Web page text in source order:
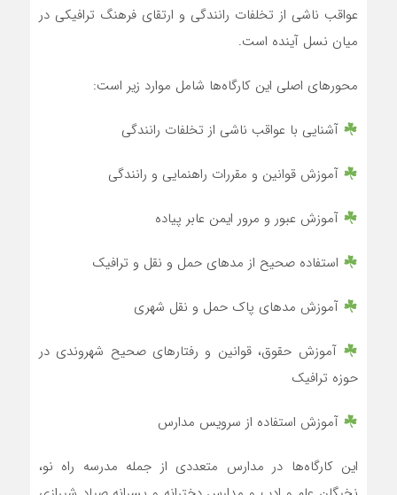
عواقب ناشی از تخلفات رانندگی و ارتقای فرهنگ ترافیکی در
میان نسل آینده است.
محورهای اصلی این کارگاه‌ها شامل موارد زیر است:
آشنایی با عواقب ناشی از تخلفات رانندگی
آموزش قوانین و مقررات راهنمایی و رانندگی
آموزش عبور و مرور ایمن عابر پیاده
استفاده صحیح از مدهای حمل و نقل و ترافیک
آموزش مدهای پاک حمل و نقل شهری
آموزش حقوق، قوانین و رفتارهای صحیح شهروندی در
حوزه ترافیک
آموزش استفاده از سرویس مدارس
این کارگاه‌ها در مدارس متعددی از جمله مدرسه راه نو،